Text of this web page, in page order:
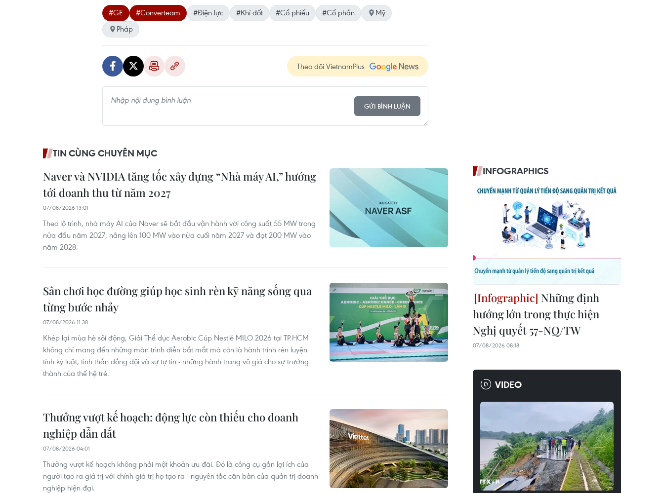
#GE #Converteam #Điện lực #Khí đốt #Cổ phiếu #Cổ phần
Mỹ
Pháp
Theo dõi VietnamPlus
GỬI BÌNH LUẬN
TIN CÙNG CHUYÊN MỤC
Naver và NVIDIA tăng tốc xây dựng “Nhà máy AI,” hướng
tới doanh thu từ năm 2027
07/08/2026 13:01
Theo lộ trình, nhà máy AI của Naver sẽ bắt đầu vận hành với công suất 55 MW trong
nửa đầu năm 2027, nâng lên 100 MW vào nửa cuối năm 2027 và đạt 200 MW vào
năm 2028.
Sân chơi học đường giúp học sinh rèn kỹ năng sống qua
từng bước nhảy
07/08/2026 11:38
Khép lại mùa hè sôi động, Giải Thể dục Aerobic Cúp Nestlé MILO 2026 tại TP.HCM
không chỉ mang đến những màn trình diễn bắt mắt mà còn là hành trình rèn luyện
tính kỷ luật, tinh thần đồng đội và sự tự tin - những hành trang vô giá cho sự trưởng
thành của thế hệ trẻ.
Thưởng vượt kế hoạch: động lực còn thiếu cho doanh
nghiệp dẫn dắt
07/08/2026 04:01
Thưởng vượt kế hoạch không phải một khoản ưu đãi. Đó là công cụ gắn lợi ích của
người tạo ra giá trị với chính giá trị họ tạo ra - nguyên tắc căn bản của quản trị doanh
nghiệp hiện đại.
INFOGRAPHICS
Những định
hướng lớn trong thực hiện
Nghị quyết 57-NQ/TW
07/08/2026 08:18
VIDEO